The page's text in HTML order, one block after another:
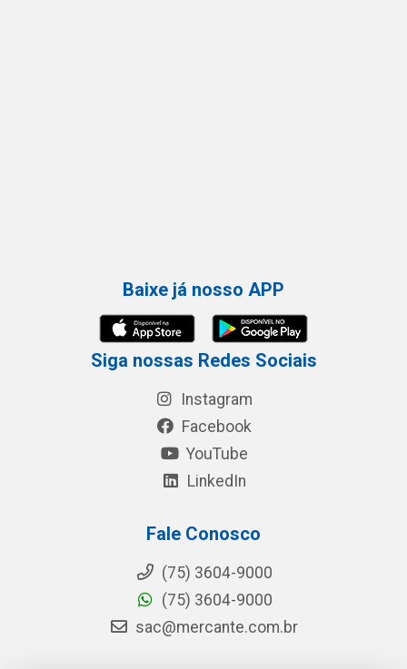
Baixe já nosso APP
Siga nossas Redes Sociais
Instagram
Facebook
YouTube
LinkedIn
Fale Conosco
(75) 3604-9000
(75) 3604-9000
sac@mercante.com.br